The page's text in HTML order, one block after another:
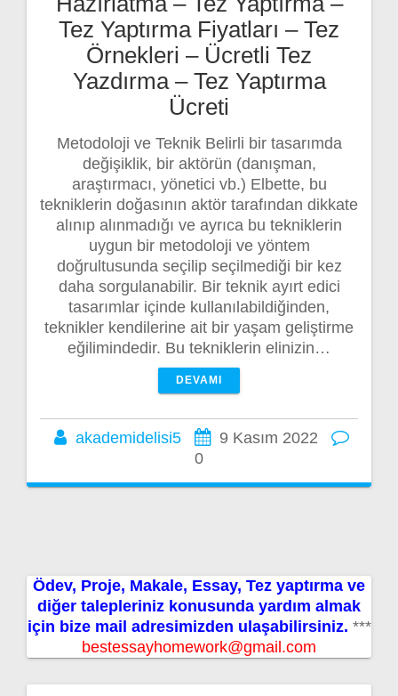
Tez Yaptırma Fiyatları – Tez
Örnekleri – Ücretli Tez
Yazdırma – Tez Yaptırma
Ücreti
Metodoloji ve Teknik Belirli bir tasarımda
değişiklik, bir aktörün (danışman,
araştırmacı, yönetici vb.) Elbette, bu
tekniklerin doğasının aktör tarafından dikkate
alınıp alınmadığı ve ayrıca bu tekniklerin
uygun bir metodoloji ve yöntem
doğrultusunda seçilip seçilmediği bir kez
daha sorgulanabilir. Bir teknik ayırt edici
tasarımlar içinde kullanılabildiğinden,
teknikler kendilerine ait bir yaşam geliştirme
eğilimindedir. Bu tekniklerin elinizin…
DEVAMI
akademidelisi5
9 Kasım 2022
0
Ödev, Proje, Makale, Essay, Tez yaptırma ve
diğer talepleriniz konusunda yardım almak
için bize mail adresimizden ulaşabilirsiniz. ***
bestessayhomework@gmail.com